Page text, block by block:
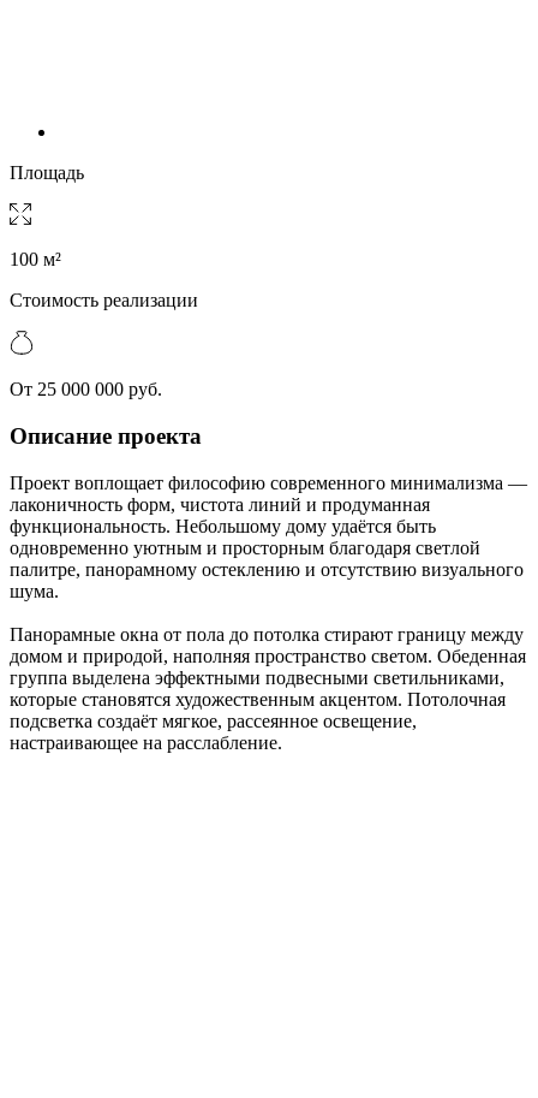
Площадь
100 м²
Стоимость реализации
От 25 000 000 руб.
Описание проекта
Проект воплощает философию современного минимализма —
лаконичность форм, чистота линий и продуманная
функциональность. Небольшому дому удаётся быть
одновременно уютным и просторным благодаря светлой
палитре, панорамному остеклению и отсутствию визуального
шума.
Панорамные окна от пола до потолка стирают границу между
домом и природой, наполняя пространство светом. Обеденная
группа выделена эффектными подвесными светильниками,
которые становятся художественным акцентом. Потолочная
подсветка создаёт мягкое, рассеянное освещение,
настраивающее на расслабление.